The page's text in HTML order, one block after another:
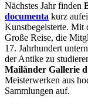
Nächstes Jahr finden
documenta kurz
Kunstbegeisterte. Mit
Große Reise, die
17. Jahrhundert
der Antike zu
Mailänder Gallerie
Meisterwerken aus
Sammlungen auf.